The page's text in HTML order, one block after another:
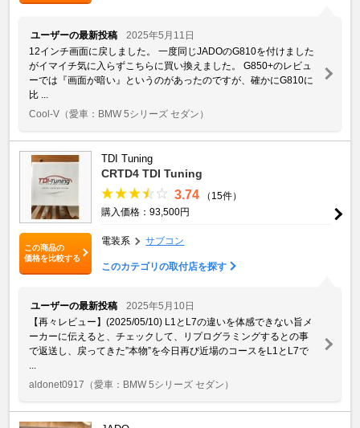
ユーザーの最新投稿
2025年5月11日
12インチ画面に戻しました。 一度同じJADOのG810を付けました
がイマイチ気に入らずこちらに買い換えました。 G850+のレビュ
ーでは『画面が暗い』というのがあったのですが、確かにG810に
比 ...
Cool-V （愛車：BMW 5シリーズ セダン）
この商品の
価格を比較する
TDI Tuning
CRTD4 TDI Tuning
3.74
（15件）
購入価格：93,500円
電装系 サブコン
このカテゴリの取付店を探す
ユーザーの最新投稿
2025年5月10日
【再々レビュー】(2025/05/10) L1とL7の違いを体感できない旨メ
ーカーに伝えると、チェックして、リプログラミングするとの事
で返送し、戻ってきた”本物”を今日再び近場のコースをL1とL7で
aldonet0917 （愛車：BMW 5シリーズ セダン）